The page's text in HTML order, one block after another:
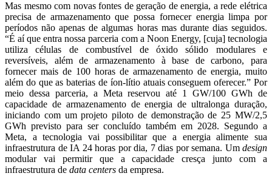
Mas mesmo com novas fontes de geração de energia, a rede elétrica
precisa de armazenamento que possa fornecer energia limpa por
períodos não apenas de algumas horas mas durante dias seguidos.
“É aí que entra nossa parceria com a Noon Energy, [cuja] tecnologia
utiliza células de combustível de óxido sólido modulares e
reversíveis, além de armazenamento à base de carbono, para
fornecer mais de 100 horas de armazenamento de energia, muito
além do que as baterias de íon-lítio atuais conseguem oferecer.” Por
meio dessa parceria, a Meta reservou até 1 GW/100 GWh de
capacidade de armazenamento de energia de ultralonga duração,
iniciando com um projeto piloto de demonstração de 25 MW/2,5
GWh previsto para ser concluído também em 2028. Segundo a
Meta, a tecnologia vai possibilitar que a energia alimente sua
infraestrutura de IA 24 horas por dia, 7 dias por semana. Um design
modular vai permitir que a capacidade cresça junto com a
infraestrutura de data centers da empresa.